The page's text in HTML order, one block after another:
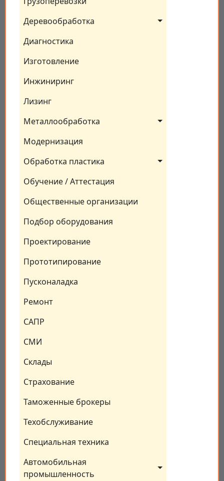
Деревообработка
Диагностика
Изготовление
Инжиниринг
Лизинг
Металлообработка
Модернизация
Обработка пластика
Обучение / Аттестация
Общественные организации
Подбор оборудования
Проектирование
Прототипирование
Пусконаладка
Ремонт
САПР
СМИ
Склады
Страхование
Таможенные брокеры
Техобслуживание
Специальная техника
Автомобильная
промышленность